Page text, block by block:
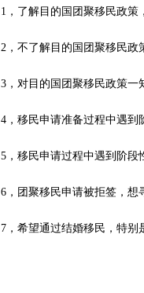
1，了解目的国团聚移民政策
2，不了解目的国团聚移民政
3，对目的国团聚移民政策一
4，移民申请准备过程中遇到
5，移民申请过程中遇到阶段
6，团聚移民申请被拒签，想
7，希望通过结婚移民，特别